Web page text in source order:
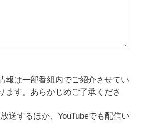
報は一部番組内でご紹介させてい
ます。あらかじめご了承くださ
送するほか、YouTubeでも配信い